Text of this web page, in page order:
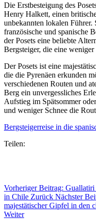
Die Erstbesteigung des
Henry Halkett, einen
unbekannten lokalen
französische und spanische
der Posets eine beliebte
Bergsteiger, die eine
Der Posets ist eine
die die Pyrenäen erkunden
verschiedenen Routen und
Berg ein unvergessliches
Aufstieg im Spätsommer
und weniger Schnee die
Bergsteigerreise in die
Teilen:
Vorheriger Beitrag:
in Chile Zurück Nächster
majestätischer Gipfel in den
Weiter